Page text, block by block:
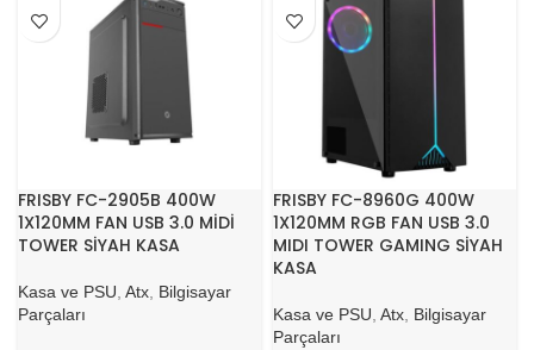
FRISBY FC-2905B 400W
1X120MM FAN USB 3.0 MİDİ
TOWER SİYAH KASA
Kasa ve PSU Atx Bilgisayar
Parçaları
FRISBY FC-8960G 400W
1X120MM RGB FAN USB 3.0
MIDI TOWER GAMING SİYAH
KASA
Kasa ve PSU Atx Bilgisayar
Parçaları